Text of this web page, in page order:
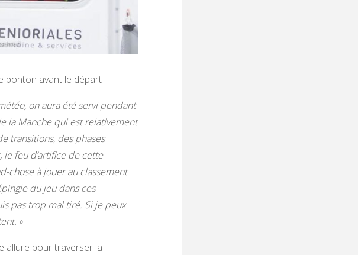
ponton avant le départ :
on aura été servi pendant
la Manche qui est relativement
transitions, des phases
le feu d’artifice de cette
chose à jouer au classement
du jeu dans ces
pas trop mal tiré. Si je peux
»
allure pour traverser la